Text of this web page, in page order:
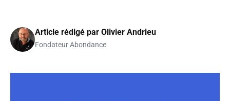
Article rédigé par Olivier Andrieu
Fondateur Abondance